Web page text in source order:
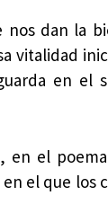
dan la
vitalidad
en el
el poema
el que los